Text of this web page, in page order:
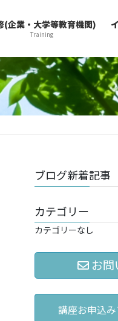
(企業・大学等教育機関)
Training
ブログ新着記事
カテゴリー
カテゴリーなし
お
講座お申込